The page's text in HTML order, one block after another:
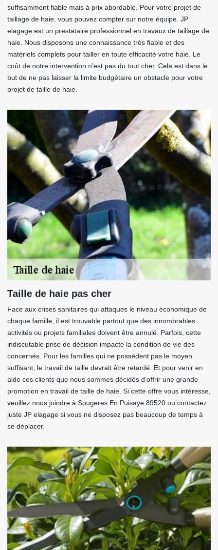
suffisamment fiable mais à prix abordable. Pour votre projet de
taillage de haie, vous pouvez compter sur notre équipe. JP
elagage est un prestataire professionnel en travaux de taillage de
haie. Nous disposons une connaissance très fiable et des
matériels complets pour tailler en toute efficacité votre haie. Le
coût de notre intervention n’est pas du tout cher. Cela est dans le
but de ne pas laisser la limite budgétaire un obstacle pour votre
projet de taille de haie.
Taille de haie pas cher
Face aux crises sanitaires qui attaques le niveau économique de
chaque famille, il est trouvable partout que des innombrables
activités ou projets familiales doivent être annulé. Parfois, cette
indiscutable prise de décision impacte la condition de vie des
concernés. Pour les familles qui ne possèdent pas le moyen
suffisant, le travail de taille devrait être retardé. Et pour venir en
aide ces clients que nous sommes décidés d’offrir une grande
promotion en travail de taille de haie. Si cette offre vous intéresse,
veuillez nous joindre à Sougeres En Puisaye 89520 ou contactez
juste JP elagage si vous ne disposez pas beaucoup de temps à
se déplacer.